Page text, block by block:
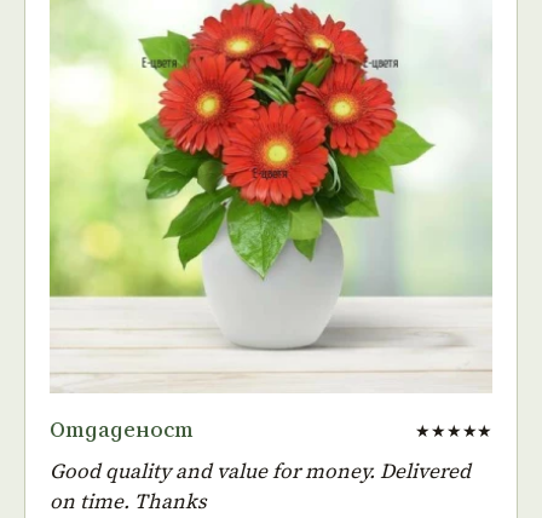
Отдаденост ★★★★★
Good quality and value for money. Delivered
on time. Thanks